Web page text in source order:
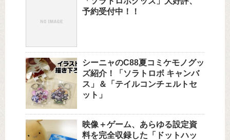
予約受付中！！
シーニャのC88夏コミケモノグッ
ズ紹介！「ソラトロボ キャンバ
ス」＆「テイルコンチェルトセ
ット」
映像＋ゲーム、あらゆる設定資
料を完全収録した「ドットハッ